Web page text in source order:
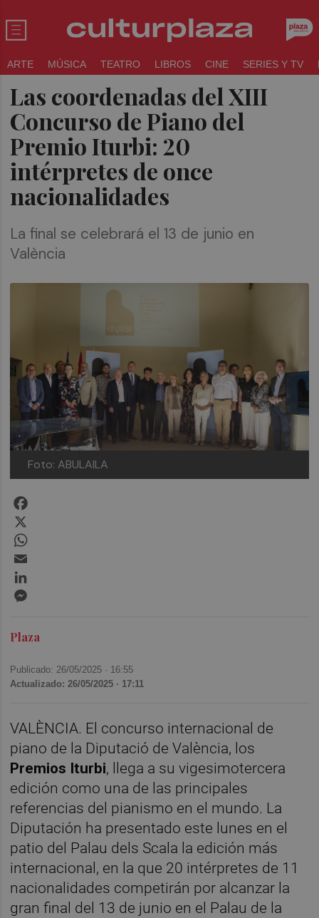
ARTE MÚSICA TEATRO LIBROS CINE SERIES Y TV
Las coordenadas del XIII
Concurso de Piano del
Premio Iturbi: 20
intérpretes de once
nacionalidades
La final se celebrará el 13 de junio en
València
Foto: ABULAILA
Plaza
Publicado: 26/05/2025 · 16:55
Actualizado: 26/05/2025 · 17:11
VALÈNCIA. El concurso internacional de
piano de la Diputació de València, los
Premios Iturbi, llega a su vigesimotercera
edición como una de las principales
referencias del pianismo en el mundo. La
Diputación ha presentado este lunes en el
patio del Palau dels Scala la edición más
internacional, en la que 20 intérpretes de 11
nacionalidades competirán por alcanzar la
gran final del 13 de junio en el Palau de la